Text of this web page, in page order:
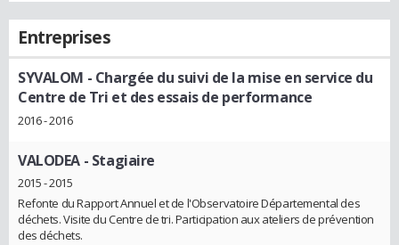
Entreprises
SYVALOM - Chargée du suivi de la mise en service du
Centre de Tri et des essais de performance
2016 - 2016
VALODEA - Stagiaire
2015 - 2015
Refonte du Rapport Annuel et de l'Observatoire Départemental des
déchets. Visite du Centre de tri. Participation aux ateliers de prévention
des déchets.